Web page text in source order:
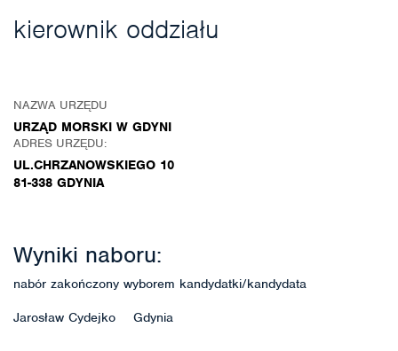
kierownik oddziału
NAZWA URZĘDU
URZĄD MORSKI W GDYNI
ADRES URZĘDU:
UL.CHRZANOWSKIEGO 10
81-338 GDYNIA
Wyniki naboru:
nabór zakończony wyborem kandydatki/kandydata
Jarosław Cydejko Gdynia